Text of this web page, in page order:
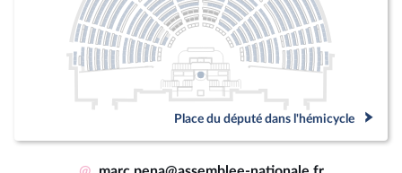
Place du député dans l'hémicycle